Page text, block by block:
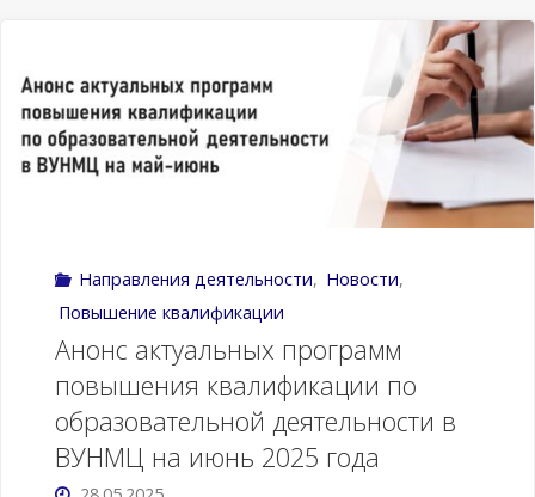
Направления деятельности, Новости,
Повышение квалификации
Анонс актуальных программ
повышения квалификации по
образовательной деятельности в
ВУНМЦ на июнь 2025 года